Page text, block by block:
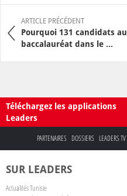
ARTICLE PRÉCÉDENT
Pourquoi 131 candidats au
baccalauréat dans le ...
Téléchargez les applications
Leaders
PARTENAIRES DOSSIERS LEADERS TV
SUR LEADERS
Actualités Tunisie